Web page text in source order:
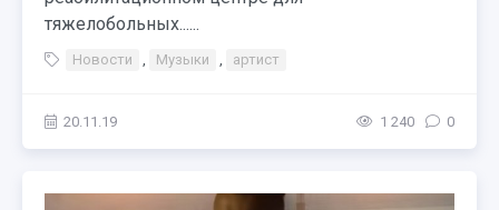
тяжелобольных......
Новости , Музыки , артист
20.11.19 1 240 0